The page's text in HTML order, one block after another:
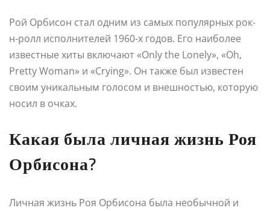
Рой Орбисон стал одним из самых популярных рок-
н-ролл исполнителей 1960-х годов. Его наиболее
известные хиты включают «Only the Lonely», «Oh,
Pretty Woman» и «Crying». Он также был известен
своим уникальным голосом и внешностью, которую
носил в очках.
Какая была личная жизнь Роя
Орбисона?
Личная жизнь Роя Орбисона была необычной и